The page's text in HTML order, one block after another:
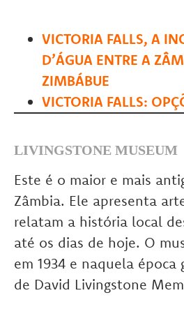
VICTORIA FALLS, A
D’ÁGUA ENTRE A
ZIMBÁBUE
VICTORIA FALLS:
LIVINGSTONE MUSEUM
Este é o maior e mais
Zâmbia. Ele apresenta
relatam a história local
até os dias de hoje. O
em 1934 e naquela época
de David Livingstone